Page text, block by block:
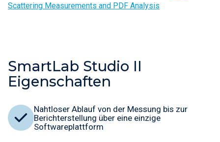
Scattering Measurements and PDF Analysis
SmartLab Studio II
Eigenschaften
Nahtloser Ablauf von der Messung bis zur
Berichterstellung über eine einzige
Softwareplattform